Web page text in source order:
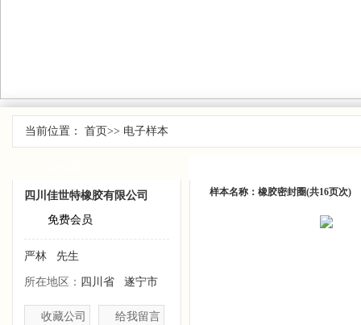
当前位置： 首页>> 电子样本
四川佳世特橡胶有限公司
免费会员
严林 先生
所在地区： 四川省 遂宁市
收藏公司 给我留言
样本名称：橡胶密封圈(共16页次)